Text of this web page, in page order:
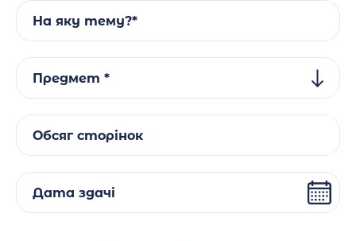
На яку тему?*
Предмет *
Обсяг сторінок
Дата здачі